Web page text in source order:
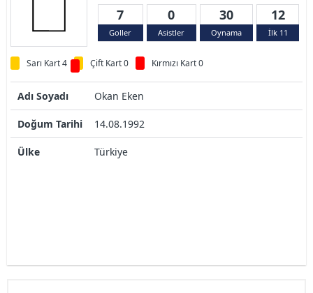
7
Goller
0
Asistler
30
Oynama
12
İlk 11
Sarı Kart 4 Çift Kart 0 Kırmızı Kart 0
Adı Soyadı Okan Eken
Doğum Tarihi 14.08.1992
Ülke Türkiye